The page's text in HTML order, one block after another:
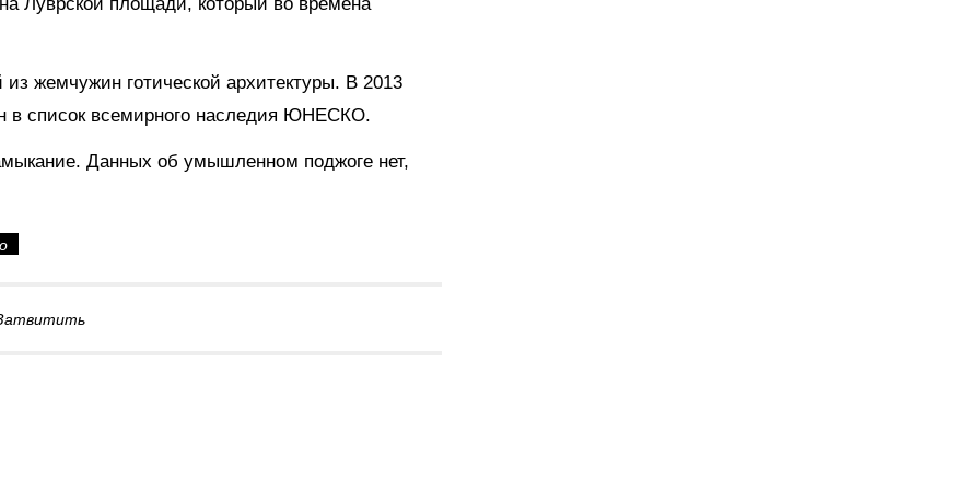
жемчужин готической архитектуры. В 2013
в список всемирного наследия ЮНЕСКО.
Данных об умышленном поджоге нет,